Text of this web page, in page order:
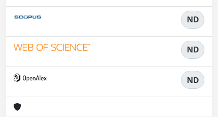
ND
ND
ND